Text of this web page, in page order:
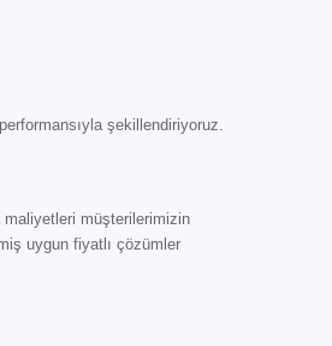
şekillendiriyoruz.
maliyetleri müşterilerimizin
uygun fiyatlı çözümler